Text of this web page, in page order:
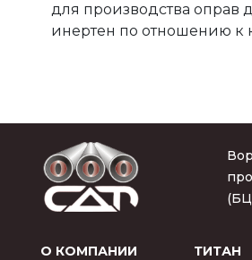
для производства оправ
инертен по отношению к
(БЦ
О КОМПАНИИ ТИТАН